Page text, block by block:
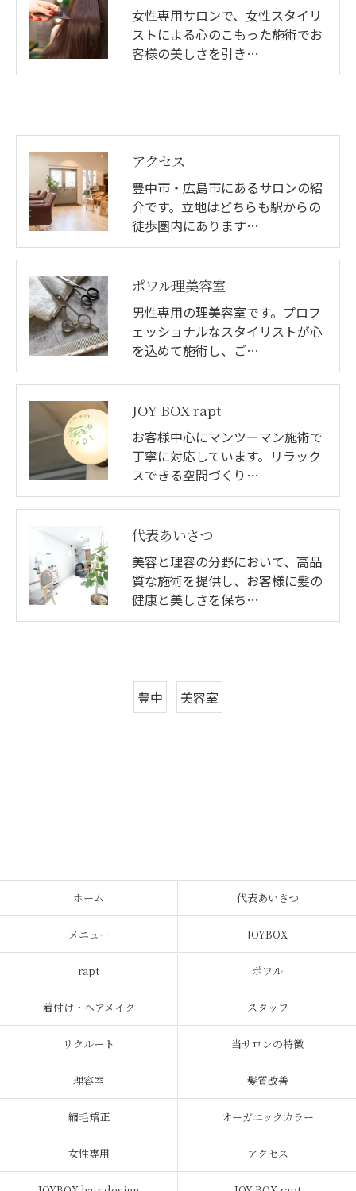
女性専用サロンで、女性スタイリ
ストによる心のこもった施術でお
客様の美しさを引き…
アクセス
豊中市・広島市にあるサロンの紹
介です。立地はどちらも駅からの
徒歩圏内にあります…
ポワル理美容室
男性専用の理美容室です。プロフ
ェッショナルなスタイリストが心
を込めて施術し、ご…
JOY BOX rapt
お客様中心にマンツーマン施術で
丁寧に対応しています。リラック
スできる空間づくり…
代表あいさつ
美容と理容の分野において、高品
質な施術を提供し、お客様に髪の
健康と美しさを保ち…
豊中 美容室
ホーム 代表あいさつ
メニュー JOYBOX
rapt ポワル
着付け・ヘアメイク スタッフ
リクルート 当サロンの特徴
理容室 髪質改善
縮毛矯正 オーガニックカラー
女性専用 アクセス